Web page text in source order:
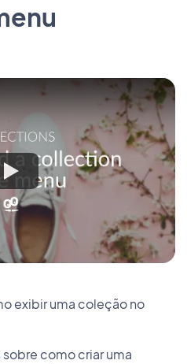
exibir uma coleção no
como criar uma